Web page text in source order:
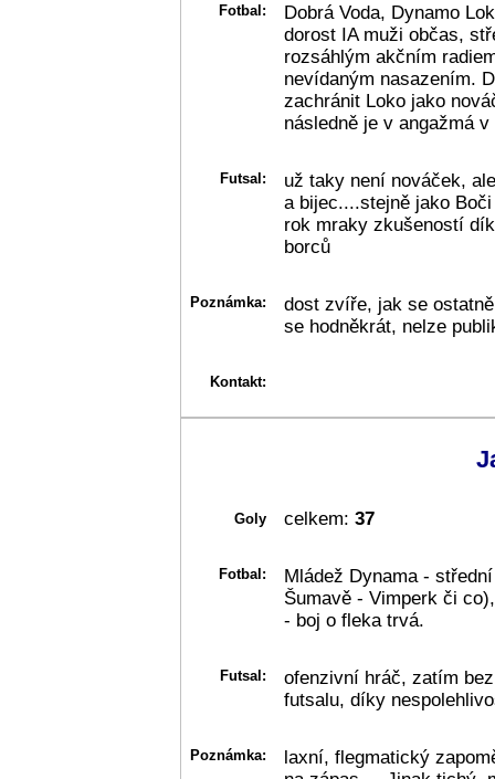
Fotbal:
Dobrá Voda, Dynamo
dorost IA muži občas,
rozsáhlým akčním
nevídaným nasazením.
zachránit Loko jako
následně je v angažmá
Futsal:
už taky není nováček,
a bijec....stejně jako
rok mraky zkušeností
borců
Poznámka:
dost zvíře, jak se
se hodněkrát, nelze
Kontakt:
Goly celkem: 37
Fotbal:
Mládež Dynama -
Šumavě - Vimperk či
- boj o fleka trvá.
Futsal:
ofenzivní hráč, zatím
futsalu, díky
Poznámka:
laxní, flegmatický